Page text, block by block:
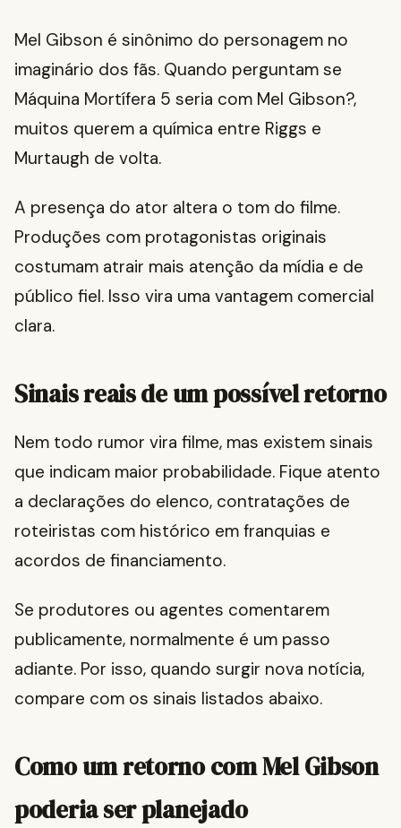
Mel Gibson é sinônimo do personagem no
imaginário dos fãs. Quando perguntam se
Máquina Mortífera 5 seria com Mel Gibson?,
muitos querem a química entre Riggs e
Murtaugh de volta.
A presença do ator altera o tom do filme.
Produções com protagonistas originais
costumam atrair mais atenção da mídia e de
público fiel. Isso vira uma vantagem comercial
clara.
Sinais reais de um possível retorno
Nem todo rumor vira filme, mas existem sinais
que indicam maior probabilidade. Fique atento
a declarações do elenco, contratações de
roteiristas com histórico em franquias e
acordos de financiamento.
Se produtores ou agentes comentarem
publicamente, normalmente é um passo
adiante. Por isso, quando surgir nova notícia,
compare com os sinais listados abaixo.
Como um retorno com Mel Gibson
poderia ser planejado